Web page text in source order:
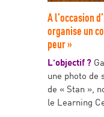
A l’occasion
organise un
peur »
L’objectif ?
une photo de
de « Stan »,
le Learning